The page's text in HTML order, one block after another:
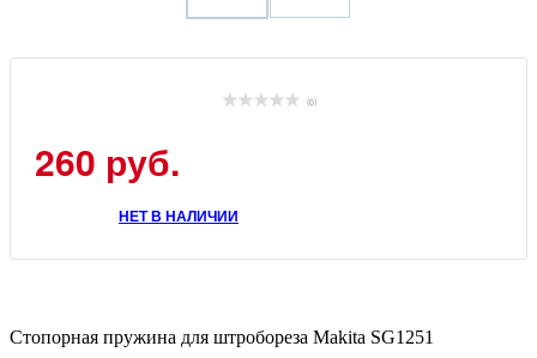
(0)
260 руб.
НЕТ В НАЛИЧИИ
Стопорная пружина для штробореза Makita SG1251